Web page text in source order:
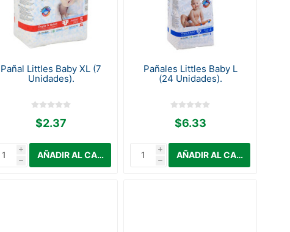
Pañal Littles Baby XL (7
Unidades).
$2.37
i
h
Pañales Littles Baby L
(24 Unidades).
$6.33
i
h